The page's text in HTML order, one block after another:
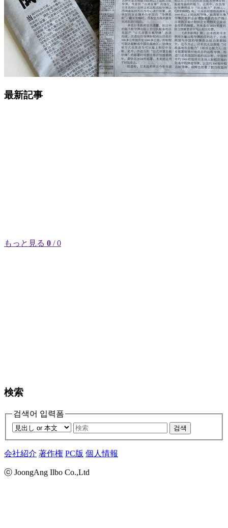
最新記事
もっと見る 0 / 0
検索
검색어 입력폼
검색
会社紹介 著作権 PC版 個人情報
ⓒ JoongAng Ilbo Co.,Ltd